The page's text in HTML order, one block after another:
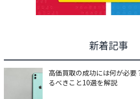
新着記事
高価買取の成功には何が必
るべきこと10選を解説